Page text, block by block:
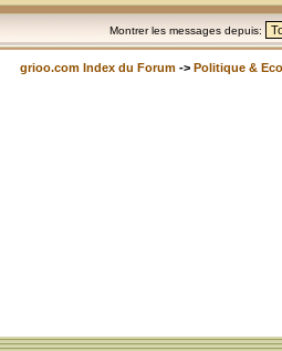
Montrer les messages depuis:
grioo.com Index du Forum -> Politique &